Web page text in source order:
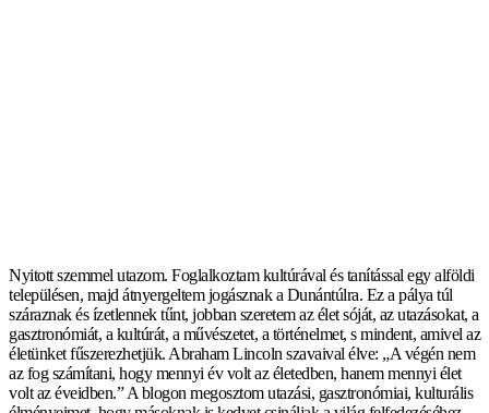
Nyitott szemmel utazom. Foglalkoztam kultúrával és tanítással egy alföldi
településen, majd átnyergeltem jogásznak a Dunántúlra. Ez a pálya túl
száraznak és ízetlennek tűnt, jobban szeretem az élet sóját, az utazásokat, a
gasztronómiát, a kultúrát, a művészetet, a történelmet, s mindent, amivel az
életünket fűszerezhetjük. Abraham Lincoln szavaival élve: „A végén nem
az fog számítani, hogy mennyi év volt az életedben, hanem mennyi élet
volt az éveidben.” A blogon megosztom utazási, gasztronómiai, kulturális